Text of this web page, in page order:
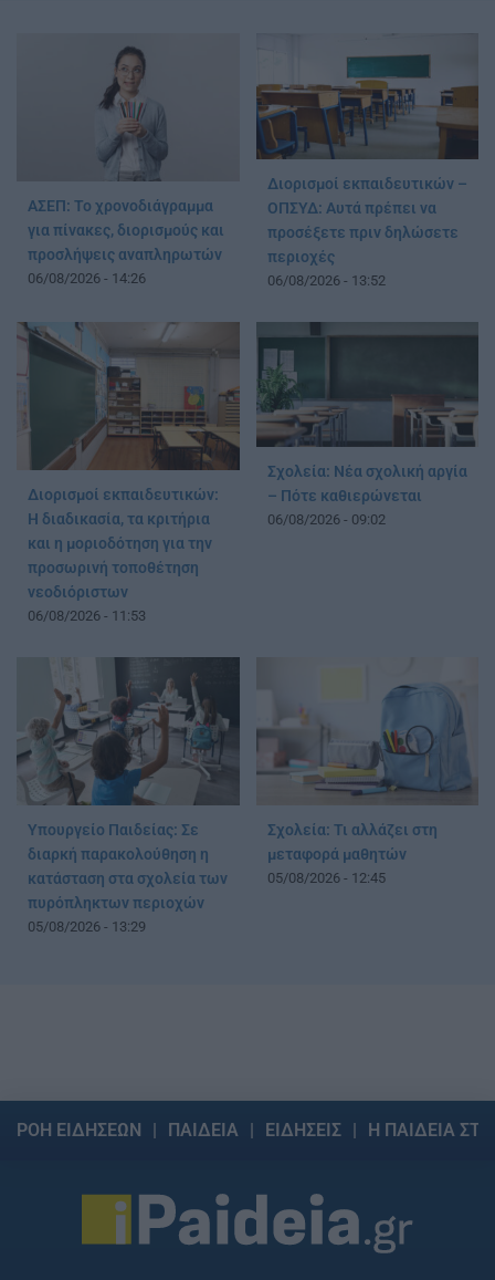
ΑΣΕΠ: Το χρονοδιάγραμμα
για πίνακες, διορισμούς και
προσλήψεις αναπληρωτών
06/08/2026 - 14:26
Διορισμοί εκπαιδευτικών –
ΟΠΣΥΔ: Αυτά πρέπει να
προσέξετε πριν δηλώσετε
περιοχές
06/08/2026 - 13:52
Διορισμοί εκπαιδευτικών:
Η διαδικασία, τα κριτήρια
και η μοριοδότηση για την
προσωρινή τοποθέτηση
νεοδιόριστων
06/08/2026 - 11:53
Σχολεία: Νέα σχολική αργία
– Πότε καθιερώνεται
06/08/2026 - 09:02
Υπουργείο Παιδείας: Σε
διαρκή παρακολούθηση η
κατάσταση στα σχολεία των
πυρόπληκτων περιοχών
05/08/2026 - 13:29
Σχολεία: Τι αλλάζει στη
μεταφορά μαθητών
05/08/2026 - 12:45
ΡΟΗ ΕΙΔΗΣΕΩΝ ΠΑΙΔΕΙΑ ΕΙΔΗΣΕΙΣ Η ΠΑΙΔΕΙΑ